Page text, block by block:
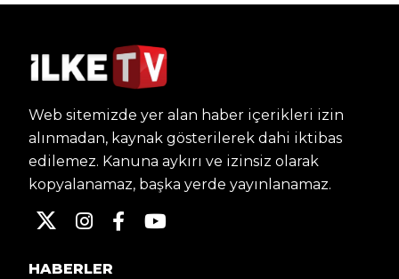
Web sitemizde yer alan haber içerikleri izin
alınmadan, kaynak gösterilerek dahi iktibas
edilemez. Kanuna aykırı ve izinsiz olarak
kopyalanamaz, başka yerde yayınlanamaz.
HABERLER